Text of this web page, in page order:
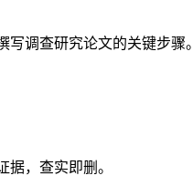
调查研究论文的关键步
，查实即删。